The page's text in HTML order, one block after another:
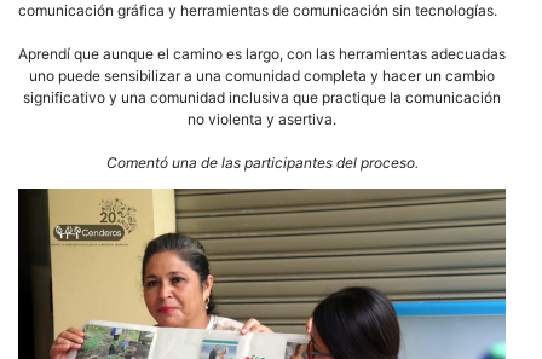
comunicación gráfica y herramientas de comunicación sin tecnologías.
Aprendí que aunque el camino es largo, con las herramientas adecuadas
uno puede sensibilizar a una comunidad completa y hacer un cambio
significativo y una comunidad inclusiva que practique la comunicación
no violenta y asertiva.
Comentó una de las participantes del proceso.